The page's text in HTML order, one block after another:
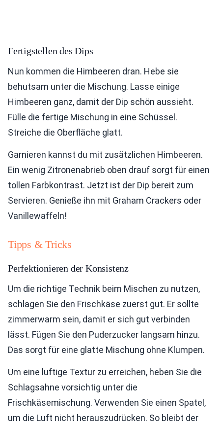
Fertigstellen des Dips
Nun kommen die Himbeeren dran. Hebe sie
behutsam unter die Mischung. Lasse einige
Himbeeren ganz, damit der Dip schön aussieht.
Fülle die fertige Mischung in eine Schüssel.
Streiche die Oberfläche glatt.
Garnieren kannst du mit zusätzlichen Himbeeren.
Ein wenig Zitronenabrieb oben drauf sorgt für einen
tollen Farbkontrast. Jetzt ist der Dip bereit zum
Servieren. Genieße ihn mit Graham Crackers oder
Vanillewaffeln!
Tipps & Tricks
Perfektionieren der Konsistenz
Um die richtige Technik beim Mischen zu nutzen,
schlagen Sie den Frischkäse zuerst gut. Er sollte
zimmerwarm sein, damit er sich gut verbinden
lässt. Fügen Sie den Puderzucker langsam hinzu.
Das sorgt für eine glatte Mischung ohne Klumpen.
Um eine luftige Textur zu erreichen, heben Sie die
Schlagsahne vorsichtig unter die
Frischkäsemischung. Verwenden Sie einen Spatel,
um die Luft nicht herauszudrücken. So bleibt der